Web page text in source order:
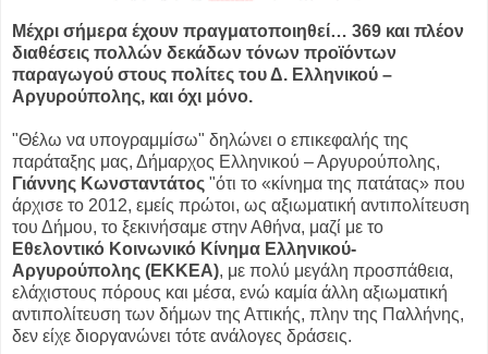
Μέχρι σήμερα έχουν πραγματοποιηθεί… 369 και πλέον
διαθέσεις πολλών δεκάδων τόνων προϊόντων
παραγωγού στους πολίτες του Δ. Ελληνικού –
Αργυρούπολης, και όχι μόνο.
"Θέλω να υπογραμμίσω" δηλώνει ο επικεφαλής της
παράταξης μας, Δήμαρχος Ελληνικού – Αργυρούπολης,
Γιάννης Κωνσταντάτος "ότι το «κίνημα της πατάτας» που
άρχισε το 2012, εμείς πρώτοι, ως αξιωματική αντιπολίτευση
του Δήμου, το ξεκινήσαμε στην Αθήνα, μαζί με το
Eθελοντικό Κοινωνικό Κίνημα Ελληνικού-
Αργυρούπολης (ΕΚΚΕΑ), με πολύ μεγάλη προσπάθεια,
ελάχιστους πόρους και μέσα, ενώ καμία άλλη αξιωματική
αντιπολίτευση των δήμων της Αττικής, πλην της Παλλήνης,
δεν είχε διοργανώνει τότε ανάλογες δράσεις.